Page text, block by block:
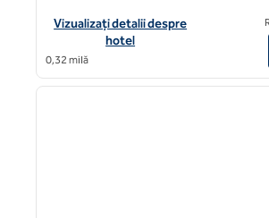
Vizualizați detaliile hotelului Canopy
Vizualizați detalii despre
hotel
0,32 milă
1 din 12